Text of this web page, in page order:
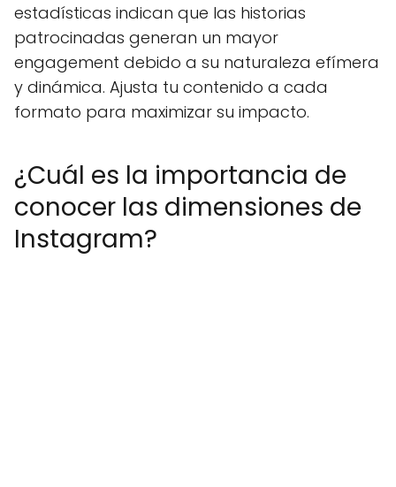
estadísticas indican que las historias
patrocinadas generan un mayor
engagement debido a su naturaleza efímera
y dinámica. Ajusta tu contenido a cada
formato para maximizar su impacto.
¿Cuál es la importancia de
conocer las dimensiones de
Instagram?